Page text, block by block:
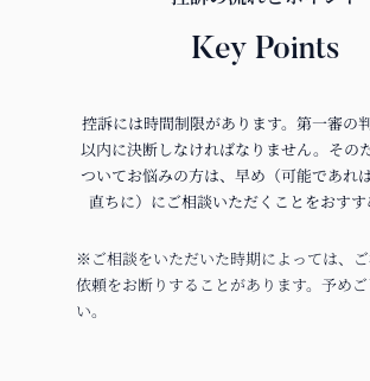
Key Points
控訴には時間制限があります。第一審の
以内に決断しなければなりません。その
ついてお悩みの方は、早め（可能であれ
直ちに）にご相談いただくことをおすす
※ご相談をいただいた時期によっては、
依頼をお断りすることがあります。予め
い。